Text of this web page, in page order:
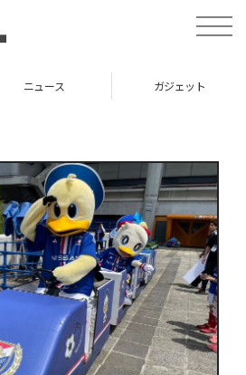
toggle
ニュース ガジェット